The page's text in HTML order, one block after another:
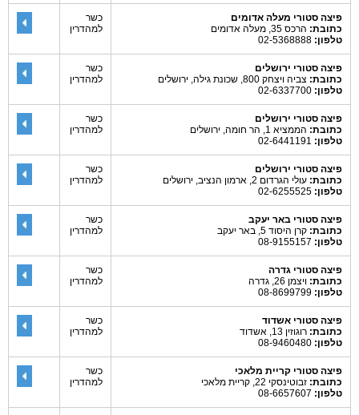
פיצה סטורי מעלה אדומים
כתובת: הרכס 35, מעלה אדומים
טלפון:
כשר
למהדרין
פיצה סטורי ירושלים
כתובת: צביה ויצחק 800, שכונת גילה, ירושלים
טלפון:
כשר
למהדרין
פיצה סטורי ירושלים
כתובת: הממציא 1, הר חומה, ירושלים
טלפון:
כשר
למהדרין
פיצה סטורי ירושלים
כתובת: עולי הגרדום 2, ארמון הנציב, ירושלים
טלפון:
כשר
למהדרין
פיצה סטורי באר יעקב
כתובת: קרן היסוד 5, באר יעקב
טלפון:
כשר
למהדרין
פיצה סטורי גדרה
כתובת: ויצמן 26, גדרה
טלפון:
כשר
למהדרין
פיצה סטורי אשדוד
כתובת: רוגוזין 13, אשדוד
טלפון:
כשר
למהדרין
פיצה סטורי קריית מלאכי
כתובת: זבוטינסקי 22, קריית מלאכי
טלפון:
כשר
למהדרין